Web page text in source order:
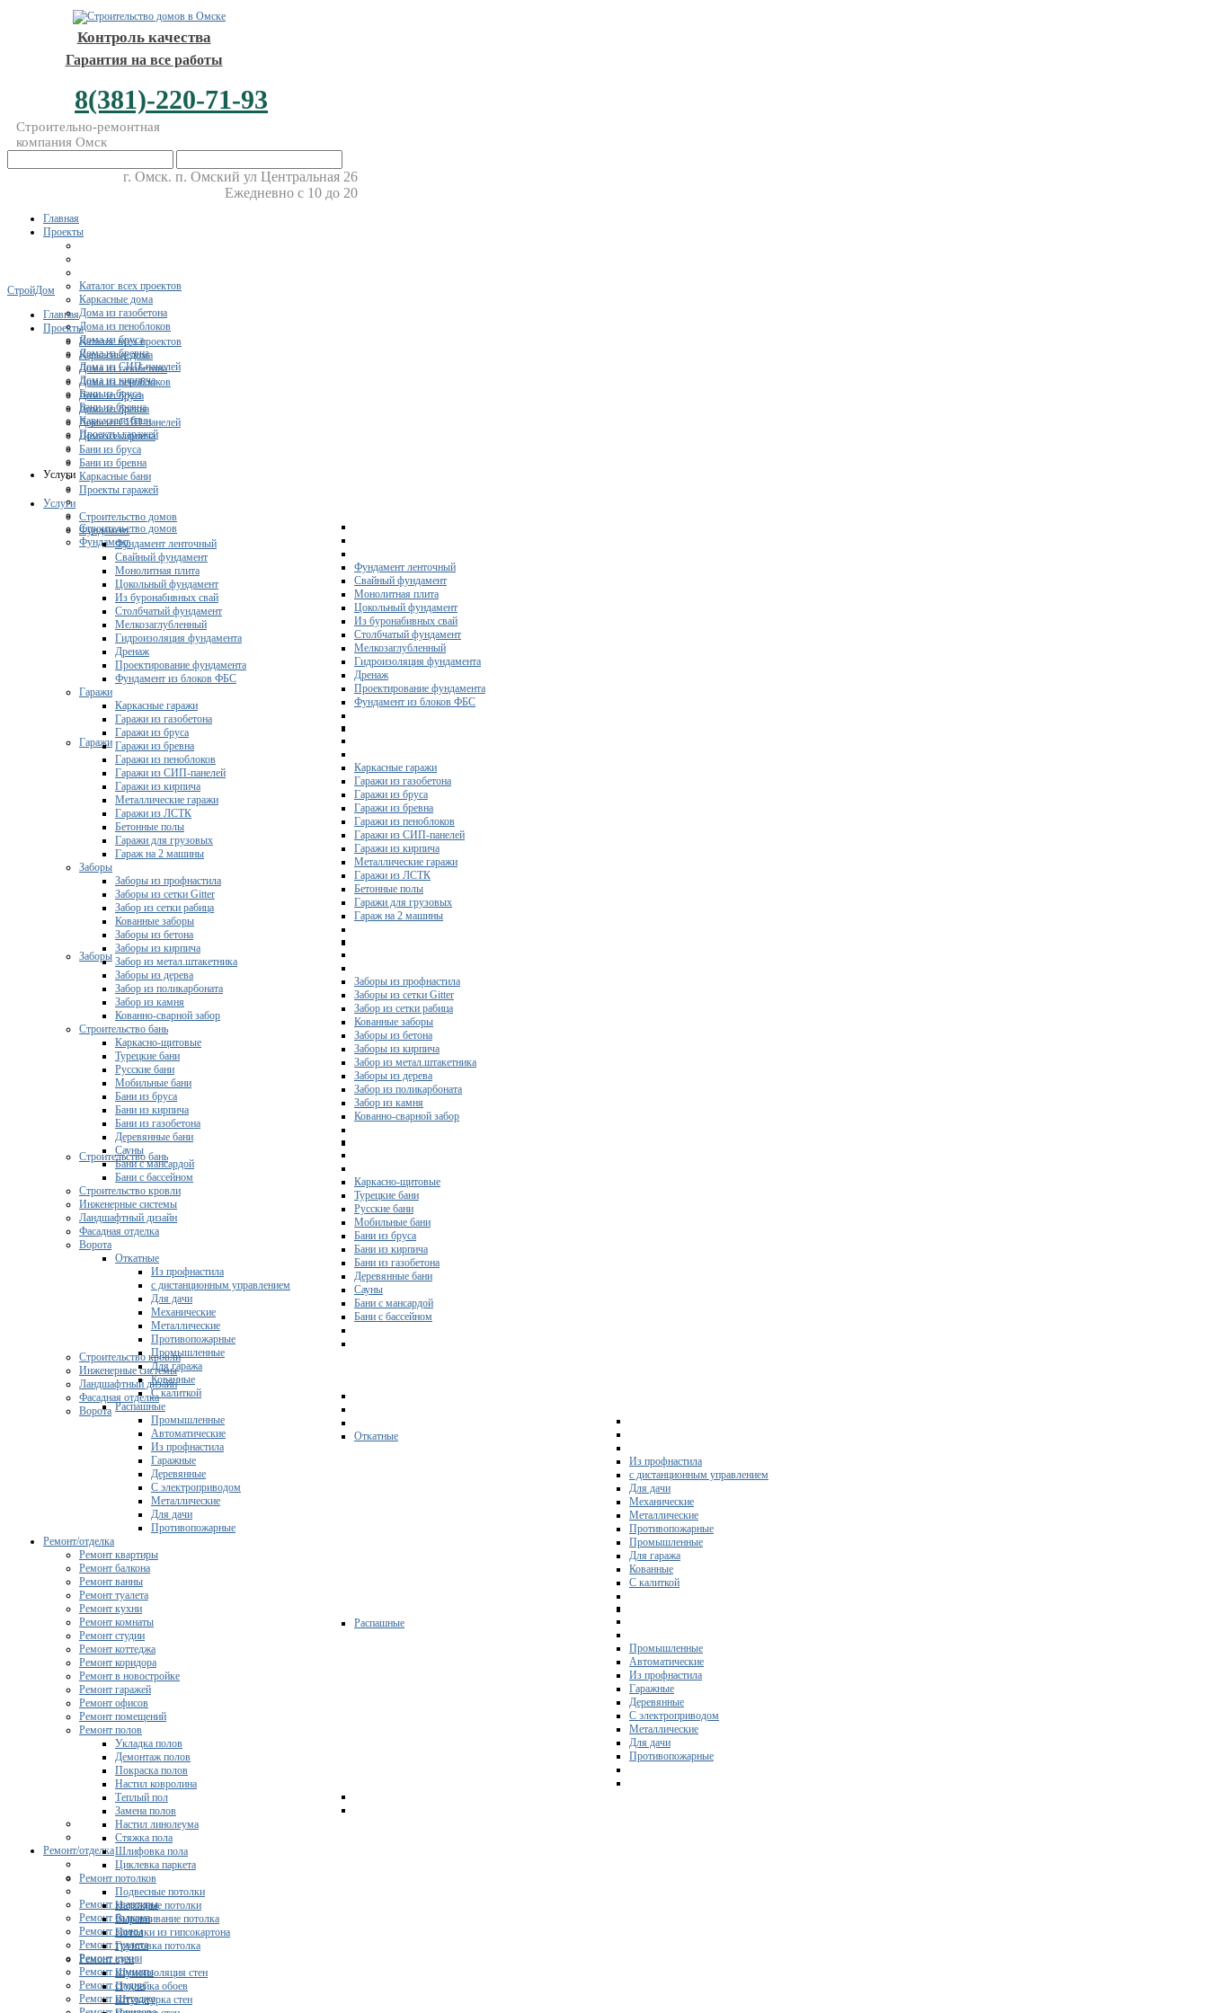
Контроль качества
Гарантия на все работы
8(381)-220-71-93
Строительно-ремонтная
компания Омск
г. Омск. п. Омский ул Центральная 26
Ежедневно с 10 до 20
Главная
Проекты
Каталог всех проектов
Каркасные дома
Дома из газобетона
Дома из пеноблоков
Дома из бруса
Дома из бревна
Дома из СИП-панелей
Дома из кирпича
Бани из бруса
Бани из бревна
Каркасные бани
Проекты гаражей
Услуги
Строительство домов
Фундамент
Фундамент ленточный
Свайный фундамент
Монолитная плита
Цокольный фундамент
Из буронабивных свай
Столбчатый фундамент
Мелкозаглубленный
Гидроизоляция фундамента
Дренаж
Проектирование фундамента
Фундамент из блоков ФБС
Гаражи
Каркасные гаражи
Гаражи из газобетона
Гаражи из бруса
Гаражи из бревна
Гаражи из пеноблоков
Гаражи из СИП-панелей
Гаражи из кирпича
Металлические гаражи
Гаражи из ЛСТК
Бетонные полы
Гаражи для грузовых
Гараж на 2 машины
Заборы
Заборы из профнастила
Заборы из сетки Gitter
Забор из сетки рабица
Кованные заборы
Заборы из бетона
Заборы из кирпича
Забор из метал.штакетника
Заборы из дерева
Забор из поликарбоната
Забор из камня
Кованно-сварной забор
Строительство бань
Каркасно-щитовые
Турецкие бани
Русские бани
Мобильные бани
Бани из бруса
Бани из кирпича
Бани из газобетона
Деревянные бани
Сауны
Бани с мансардой
Бани с бассейном
Строительство кровли
Инженерные системы
Ландшафтный дизайн
Фасадная отделка
Ворота
Откатные
Из профнастила
с дистанционным управлением
Для дачи
Механические
Металлические
Противопожарные
Промышленные
Для гаража
Кованные
С калиткой
Распашные
Промышленные
Автоматические
Из профнастила
Гаражные
Деревянные
С электроприводом
Металлические
Для дачи
Противопожарные
Ремонт/отделка
Ремонт квартиры
Ремонт балкона
Ремонт ванны
Ремонт туалета
Ремонт кухни
Ремонт комнаты
Ремонт студии
Ремонт коттеджа
СтройДом
Главная
Проекты
Каталог всех проектов
Каркасные дома
Дома из газобетона
Дома из пеноблоков
Дома из бруса
Дома из бревна
Дома из СИП-панелей
Дома из кирпича
Бани из бруса
Бани из бревна
Каркасные бани
Проекты гаражей
Услуги
Строительство домов
Фундамент
Фундамент ленточный
Свайный фундамент
Монолитная плита
Цокольный фундамент
Из буронабивных свай
Столбчатый фундамент
Мелкозаглубленный
Гидроизоляция фундамента
Дренаж
Проектирование фундамента
Фундамент из блоков ФБС
Гаражи
Каркасные гаражи
Гаражи из газобетона
Гаражи из бруса
Гаражи из бревна
Гаражи из пеноблоков
Гаражи из СИП-панелей
Гаражи из кирпича
Металлические гаражи
Гаражи из ЛСТК
Бетонные полы
Гаражи для грузовых
Гараж на 2 машины
Заборы
Заборы из профнастила
Заборы из сетки Gitter
Забор из сетки рабица
Кованные заборы
Заборы из бетона
Заборы из кирпича
Забор из метал.штакетника
Заборы из дерева
Забор из поликарбоната
Забор из камня
Кованно-сварной забор
Строительство бань
Каркасно-щитовые
Турецкие бани
Русские бани
Мобильные бани
Бани из бруса
Бани из кирпича
Бани из газобетона
Деревянные бани
Сауны
Бани с мансардой
Бани с бассейном
Строительство кровли
Инженерные системы
Ландшафтный дизайн
Фасадная отделка
Ворота
Откатные
Из профнастила
с дистанционным управлением
Для дачи
Механические
Металлические
Противопожарные
Промышленные
Для гаража
Кованные
С калиткой
Распашные
Промышленные
Автоматические
Из профнастила
Гаражные
Деревянные
С электроприводом
Металлические
Для дачи
Противопожарные
Ремонт/отделка
Ремонт квартиры
Ремонт балкона
Ремонт ванны
Ремонт туалета
Ремонт кухни
Ремонт комнаты
Ремонт студии
Ремонт коттеджа
Ремонт коридора
Ремонт в новостройке
Ремонт гаражей
Ремонт офисов
Ремонт помещений
Ремонт полов
Укладка полов
Демонтаж полов
Покраска полов
Настил ковролина
Теплый пол
Замена полов
Настил линолеума
Стяжка пола
Шлифовка пола
Циклевка паркета
Ремонт потолков
Подвесные потолки
Натяжные потолки
Выравнивание потолка
Потолки из гипсокартона
Грунтовка потолка
Ремонт стен
Шумоизоляция стен
Поклейка обоев
Штукатурка стен